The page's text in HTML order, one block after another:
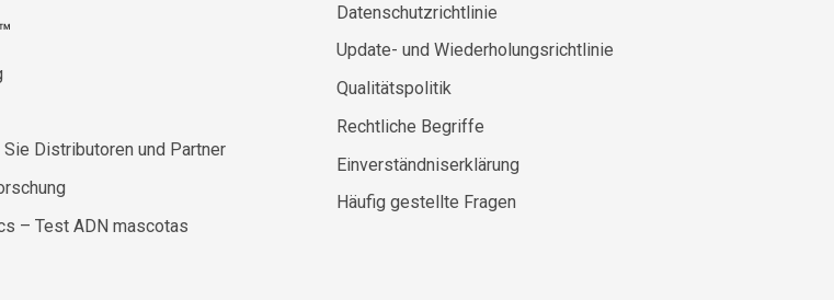
Distributoren und Partner
– Test ADN mascotas
Datenschutzrichtlinie
Update- und Wiederholungsrichtlinie
Qualitätspolitik
Rechtliche Begriffe
Einverständniserklärung
Häufig gestellte Fragen